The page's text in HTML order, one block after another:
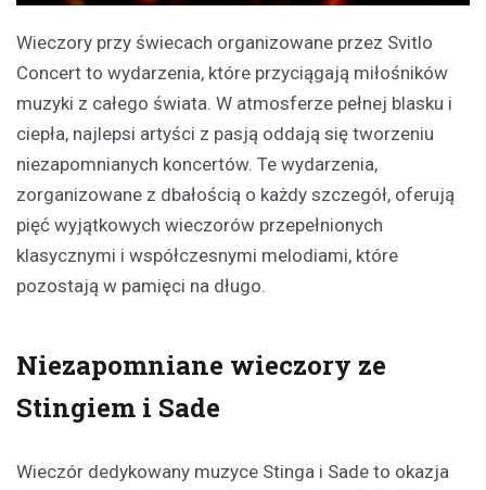
Wieczory przy świecach organizowane przez Svitlo
Concert to wydarzenia, które przyciągają miłośników
muzyki z całego świata. W atmosferze pełnej blasku i
ciepła, najlepsi artyści z pasją oddają się tworzeniu
niezapomnianych koncertów. Te wydarzenia,
zorganizowane z dbałością o każdy szczegół, oferują
pięć wyjątkowych wieczorów przepełnionych
klasycznymi i współczesnymi melodiami, które
pozostają w pamięci na długo.
Niezapomniane wieczory ze
Stingiem i Sade
Wieczór dedykowany muzyce Stinga i Sade to okazja